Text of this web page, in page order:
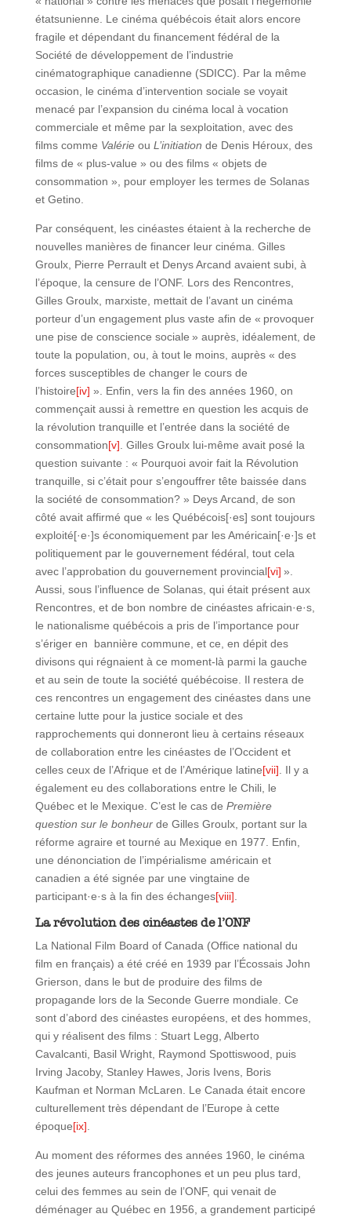
étatsunienne. Le cinéma québécois était alors encore
fragile et dépendant du financement fédéral de la
Société de développement de l’industrie
cinématographique canadienne (SDICC). Par la même
occasion, le cinéma d’intervention sociale se voyait
menacé par l’expansion du cinéma local à vocation
commerciale et même par la sexploitation, avec des
films comme Valérie ou L’initiation de Denis Héroux, des
films de « plus-value » ou des films « objets de
consommation », pour employer les termes de Solanas
et Getino.
Par conséquent, les cinéastes étaient à la recherche de
nouvelles manières de financer leur cinéma. Gilles
Groulx, Pierre Perrault et Denys Arcand avaient subi, à
l’époque, la censure de l’ONF. Lors des Rencontres,
Gilles Groulx, marxiste, mettait de l’avant un cinéma
porteur d’un engagement plus vaste afin de « provoquer
une pise de conscience sociale » auprès, idéalement, de
toute la population, ou, à tout le moins, auprès « des
forces susceptibles de changer le cours de
l’histoire[iv] ». Enfin, vers la fin des années 1960, on
commençait aussi à remettre en question les acquis de
la révolution tranquille et l’entrée dans la société de
consommation[v]. Gilles Groulx lui-même avait posé la
question suivante : « Pourquoi avoir fait la Révolution
tranquille, si c’était pour s’engouffrer tête baissée dans
la société de consommation? » Deys Arcand, de son
côté avait affirmé que « les Québécois[·es] sont toujours
exploité[·e·]s économiquement par les Américain[·e·]s et
politiquement par le gouvernement fédéral, tout cela
avec l’approbation du gouvernement provincial[vi] ».
Aussi, sous l’influence de Solanas, qui était présent aux
Rencontres, et de bon nombre de cinéastes africain·e·s,
le nationalisme québécois a pris de l’importance pour
s’ériger en bannière commune, et ce, en dépit des
divisons qui régnaient à ce moment-là parmi la gauche
et au sein de toute la société québécoise. Il restera de
ces rencontres un engagement des cinéastes dans une
certaine lutte pour la justice sociale et des
rapprochements qui donneront lieu à certains réseaux
de collaboration entre les cinéastes de l’Occident et
celles ceux de l’Afrique et de l’Amérique latine[vii]. Il y a
également eu des collaborations entre le Chili, le
Québec et le Mexique. C’est le cas de Première
question sur le bonheurde Gilles Groulx, portant sur la
réforme agraire et tourné au Mexique en 1977. Enfin,
une dénonciation de l’impérialisme américain et
canadien a été signée par une vingtaine de
participant·e·s à la fin des échanges[viii].
La révolution des cinéastes de l’ONF
La National Film Board of Canada (Office national du
film en français) a été créé en 1939 par l’Écossais John
Grierson, dans le but de produire des films de
propagande lors de la Seconde Guerre mondiale. Ce
sont d’abord des cinéastes européens, et des hommes,
qui y réalisent des films : Stuart Legg, Alberto
Cavalcanti, Basil Wright, Raymond Spottiswood, puis
Irving Jacoby, Stanley Hawes, Joris Ivens, Boris
Kaufman et Norman McLaren. Le Canada était encore
culturellement très dépendant de l’Europe à cette
époque[ix].
Au moment des réformes des années 1960, le cinéma
des jeunes auteurs francophones et un peu plus tard,
celui des femmes au sein de l’ONF, qui venait de
déménager au Québec en 1956, a grandement participé